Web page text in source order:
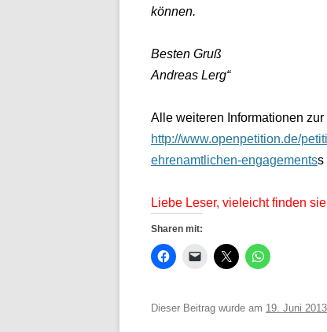
können.
Besten Gruß
Andreas Lerg“
Alle weiteren Informationen
http://www.openpetition.de/
ehrenamtlichen-engagementss
Liebe Leser, vieleicht finden
Sharen mit:
Dieser Beitrag wurde am 19. Juni 2013